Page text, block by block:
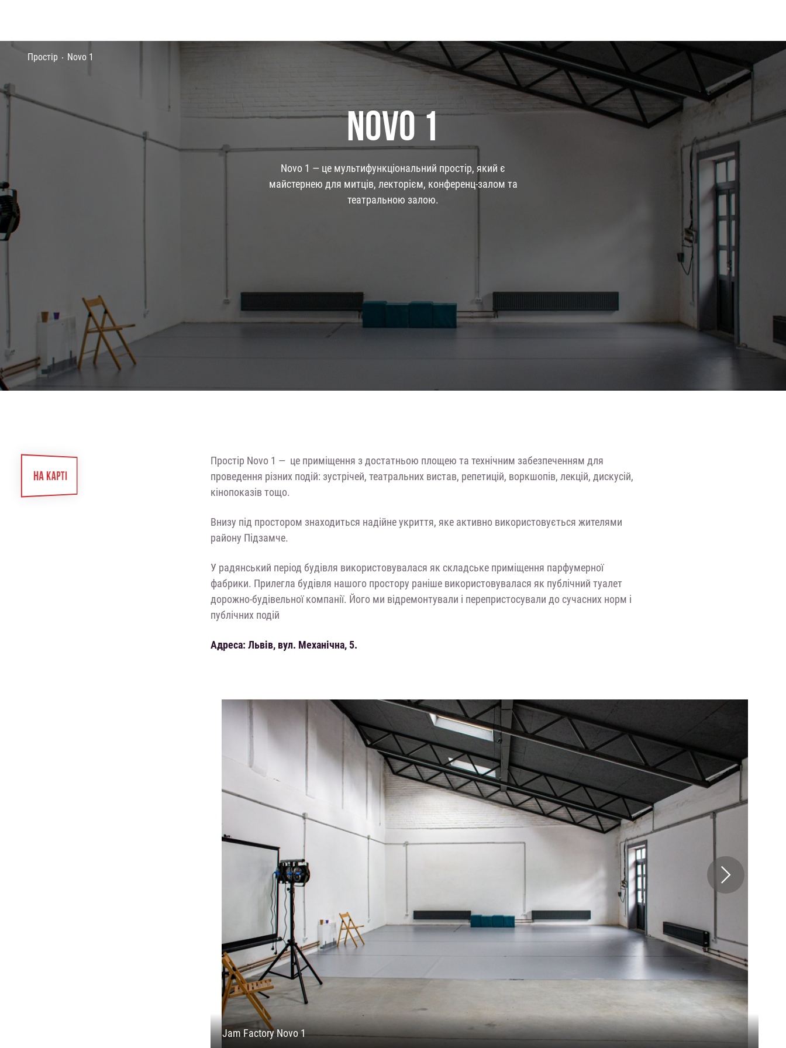
Простір Novo 1
NOVO 1
Novo 1 — це мультифункціональний простір, який є
майстернею для митців, лекторієм, конференц-залом та
театральною залою.
НА КАРТІ
Простір Novo 1 — це приміщення з достатньою площею та технічним забезпеченням для
проведення різних подій: зустрічей, театральних вистав, репетицій, воркшопів, лекцій, дискусій,
кінопоказів тощо.
Внизу під простором знаходиться надійне укриття, яке активно використовується жителями
району Підзамче.
У радянський період будівля використовувалася як складське приміщення парфумерної
фабрики. Прилегла будівля нашого простору раніше використовувалася як публічний туалет
дорожно-будівельної компанії. Його ми відремонтували і перепристосували до сучасних норм і
публічних подій
Адреса: Львів, вул. Механічна, 5.
Jam Factory Novo 1